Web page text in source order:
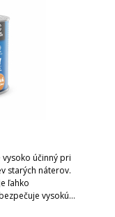
účinný pri
starých náterov.
ľahko
vysokú